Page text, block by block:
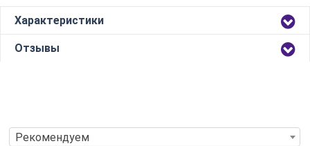
Характеристики
Отзывы
Рекомендуем